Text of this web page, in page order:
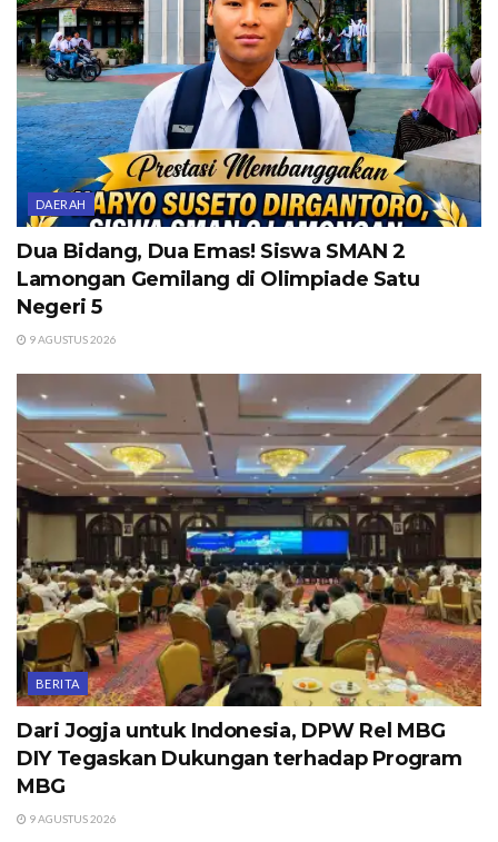
DAERAH
Dua Bidang, Dua Emas! Siswa SMAN 2
Lamongan Gemilang di Olimpiade Satu
Negeri 5
9 AGUSTUS 2026
BERITA
Dari Jogja untuk Indonesia, DPW Rel MBG
DIY Tegaskan Dukungan terhadap Program
MBG
9 AGUSTUS 2026